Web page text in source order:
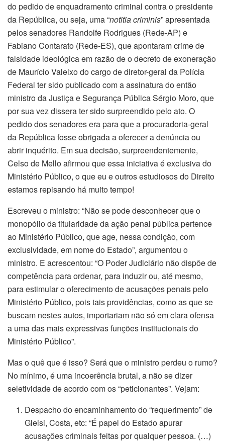
do pedido de enquadramento criminal contra o presidente
da República, ou seja, uma “notitia criminis” apresentada
pelos senadores Randolfe Rodrigues (Rede-AP) e
Fabiano Contarato (Rede-ES), que apontaram crime de
falsidade ideológica em razão de o decreto de exoneração
de Maurício Valeixo do cargo de diretor-geral da Polícia
Federal ter sido publicado com a assinatura do então
ministro da Justiça e Segurança Pública Sérgio Moro, que
por sua vez dissera ter sido surpreendido pelo ato. O
pedido dos senadores era para que a procuradoria-geral
da República fosse obrigada a oferecer a denúncia ou
abrir inquérito. Em sua decisão, surpreendentemente,
Celso de Mello afirmou que essa iniciativa é exclusiva do
Ministério Público, o que eu e outros estudiosos do Direito
estamos repisando há muito tempo!
Escreveu o ministro: “Não se pode desconhecer que o
monopólio da titularidade da ação penal pública pertence
ao Ministério Público, que age, nessa condição, com
exclusividade, em nome do Estado”, argumentou o
ministro. E acrescentou: “O Poder Judiciário não dispõe de
competência para ordenar, para induzir ou, até mesmo,
para estimular o oferecimento de acusações penais pelo
Ministério Público, pois tais providências, como as que se
buscam nestes autos, importariam não só em clara ofensa
a uma das mais expressivas funções institucionais do
Ministério Público”.
Mas o quê que é isso? Será que o ministro perdeu o rumo?
No mínimo, é uma incoerência brutal, a não se dizer
seletividade de acordo com os “peticionantes”. Vejam:
Despacho do encaminhamento do “requerimento” de
Gleisi, Costa, etc: “É papel do Estado apurar
acusações criminais feitas por qualquer pessoa. (…)